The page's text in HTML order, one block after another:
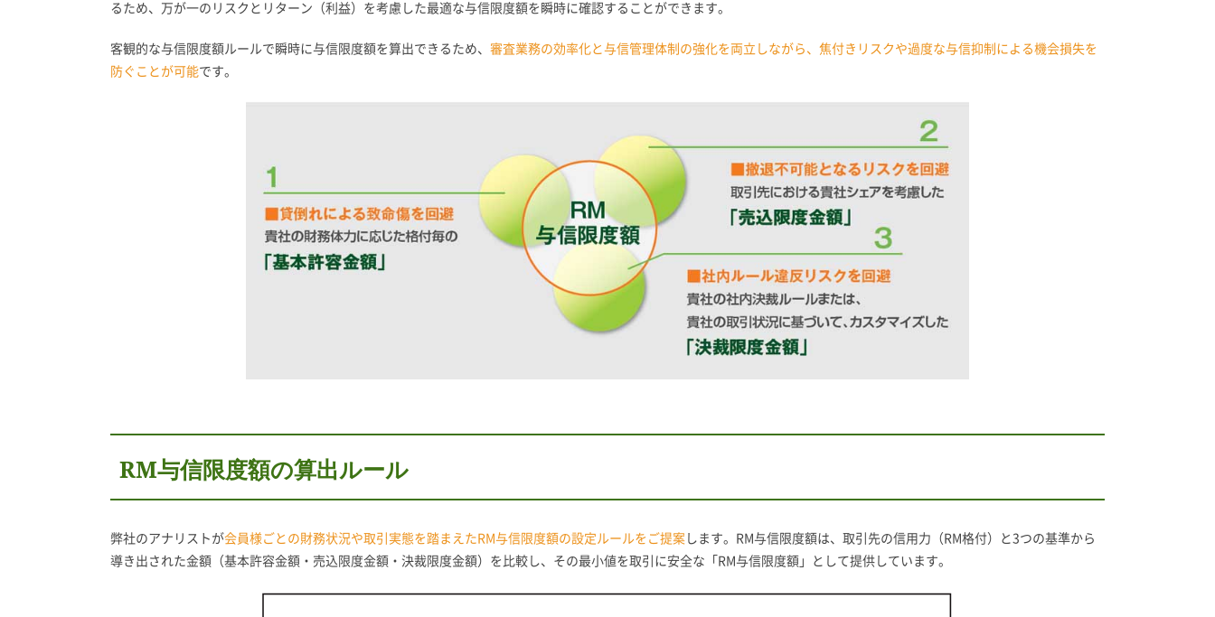
るため、万が一のリスクとリターン（利益）を考慮した最適な与信限度額を瞬時に確認することができます。
客観的な与信限度額ルールで瞬時に与信限度額を算出できるため、 審査業務の効率化と与信管理体制の強化を両立しながら、焦付きリスクや過度な与信抑制による機会損失を
防ぐことが可能です。
RM与信限度額の算出ルール
弊社のアナリストが会員様ごとの財務状況や取引実態を踏まえたRM与信限度額の設定ルールをご提案 します。RM与信限度額は、取引先の信用力（RM格付）と3つの基準から
導き出された金額（基本許容金額・売込限度金額・決裁限度金額）を比較し、その最小値を取引に安全な「RM与信限度額」として提供しています。